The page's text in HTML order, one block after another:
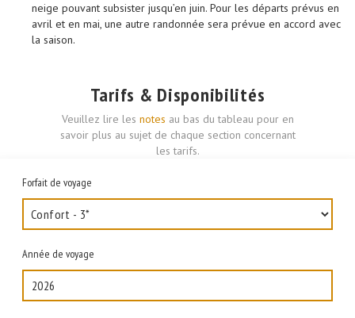
neige pouvant subsister jusqu’en juin. Pour les départs prévus en
avril et en mai, une autre randonnée sera prévue en accord avec
la saison.
Tarifs & Disponibilités
Veuillez lire les notes au bas du tableau pour en
savoir plus au sujet de chaque section concernant
les tarifs.
Forfait de voyage
Année de voyage
2026